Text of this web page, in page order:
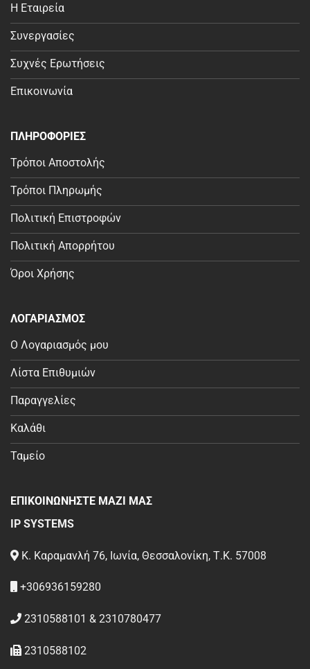
Η Εταιρεία
Συνεργασίες
Συχνές Ερωτήσεις
Επικοινωνία
ΠΛΗΡΟΦΟΡΙΕΣ
Τρόποι Αποστολής
Τρόποι Πληρωμής
Πολιτική Επιστροφών
Πολιτική Απορρήτου
Όροι Χρήσης
ΛΟΓΑΡΙΑΣΜΟΣ
Ο Λογαριασμός μου
Λίστα Επιθυμιών
Παραγγελίες
Καλάθι
Ταμείο
ΕΠΙΚΟΙΝΩΝΗΣΤΕ ΜΑΖΙ ΜΑΣ
IP SYSTEMS
Κ. Καραμανλή 76, Ιωνία, Θεσσαλονίκη, Τ.Κ. 57008
+306936159280
2310588101 & 2310780477
2310588102